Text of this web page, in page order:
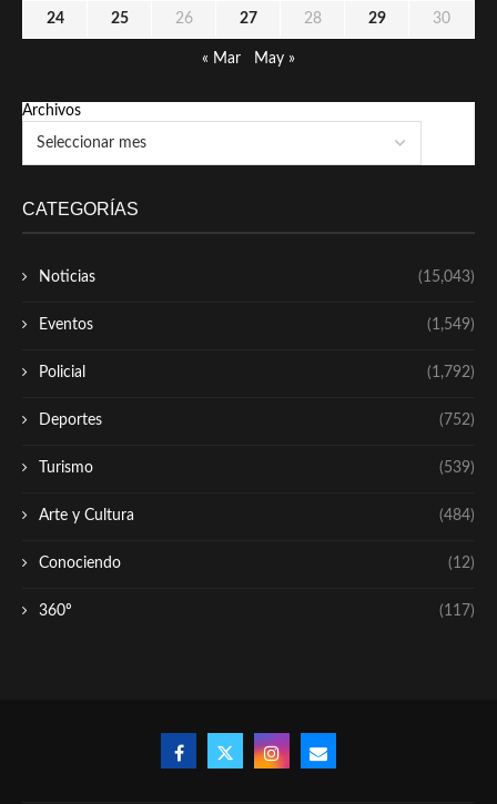
24 25 26 27 28 29 30
« Mar May »
Archivos
CATEGORÍAS
Noticias (15,043)
Eventos (1,549)
Policial (1,792)
Deportes (752)
Turismo (539)
Arte y Cultura (484)
Conociendo (12)
360º (117)